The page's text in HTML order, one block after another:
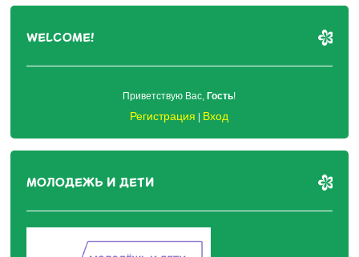
WELCOME!
Приветствую Вас, Гость!
Регистрация Вход
МОЛОДЕЖЬ И ДЕТИ